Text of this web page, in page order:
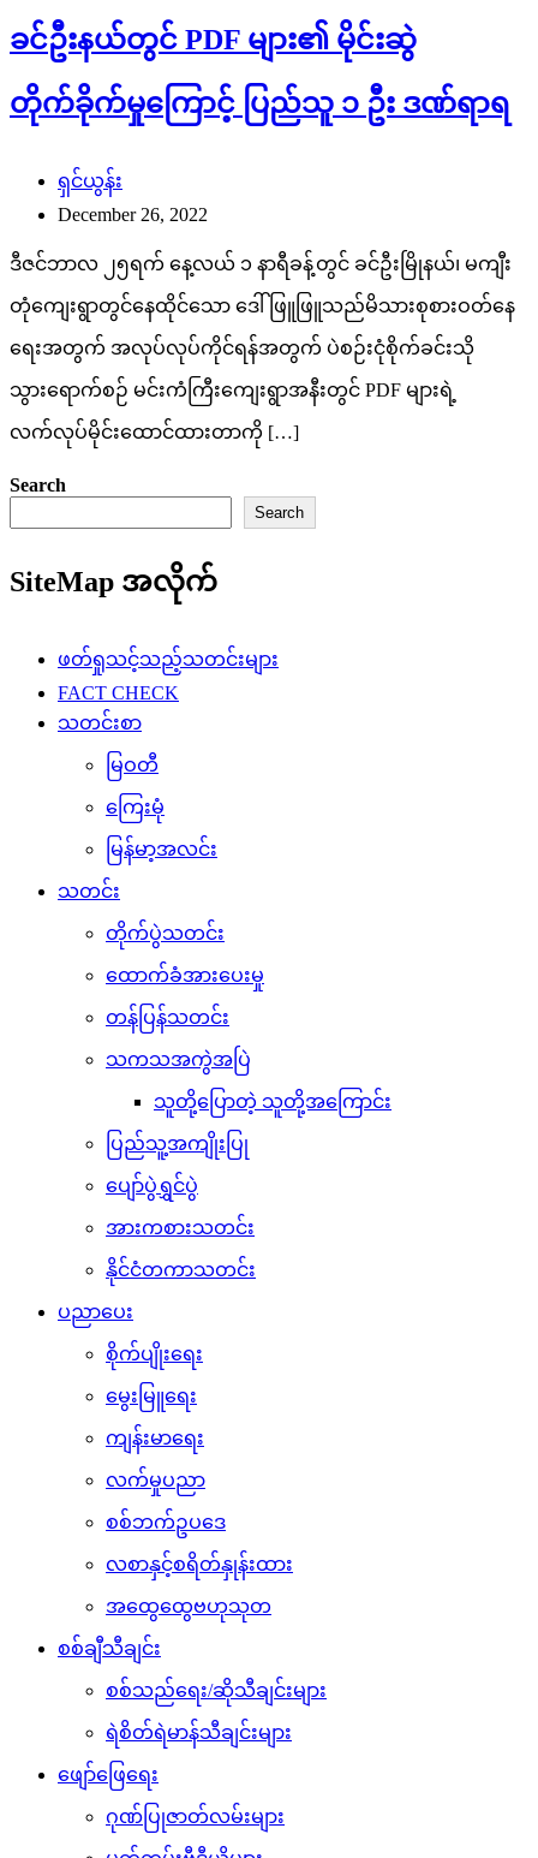
ခင်ဦးနယ်တွင် PDF များ၏ မိုင်းဆွဲ
တိုက်ခိုက်မှုကြောင့် ပြည်သူ ၁ ဦး ဒဏ်ရာရ
ရှင်ယွန်း
December 26, 2022
ဒီဇင်ဘာလ ၂၅ရက် နေ့လယ် ၁ နာရီခန့်တွင် ခင်ဦးမြိုနယ်၊ မကျီး
တုံကျေးရွာတွင်နေထိုင်သော ဒေါ်ဖြူဖြူသည်မိသားစုစားဝတ်နေ
ရေးအတွက် အလုပ်လုပ်ကိုင်ရန်အတွက် ပဲစဉ်းငုံစိုက်ခင်းသို
သွားရောက်စဉ် မင်းကံကြီးကျေးရွာအနီးတွင် PDF များရဲ့
လက်လုပ်မိုင်းထောင်ထားတာကို […]
Search
Search
SiteMap အလိုက်
ဖတ်ရှုသင့်သည့်သတင်းများ
FACT CHECK
သတင်းစာ
မြဝတီ
ကြေးမုံ
မြန်မာ့အလင်း
သတင်း
တိုက်ပွဲသတင်း
ထောက်ခံအားပေးမှု
တန်ပြန်သတင်း
သကသအကွဲအပြဲ
သူတို့ပြောတဲ့ သူတို့အကြောင်း
ပြည်သူ့အကျိုးပြု
ပျော်ပွဲရွှင်ပွဲ
အားကစားသတင်း
နိုင်ငံတကာသတင်း
ပညာပေး
စိုက်ပျိုးရေး
မွေးမြူရေး
ကျန်းမာရေး
လက်မှုပညာ
စစ်ဘက်ဥပဒေ
လစာနှင့်စရိတ်နှုန်းထား
အထွေထွေဗဟုသုတ
စစ်ချီသီချင်း
စစ်သည်ရေး/ဆိုသီချင်းများ
ရဲစိတ်ရဲမာန်သီချင်းများ
ဖျော်ဖြေရေး
ဂုဏ်ပြုဇာတ်လမ်းများ